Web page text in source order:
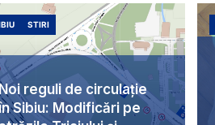
reguli de circulație
Sibiu: Modificări pe
STIRI